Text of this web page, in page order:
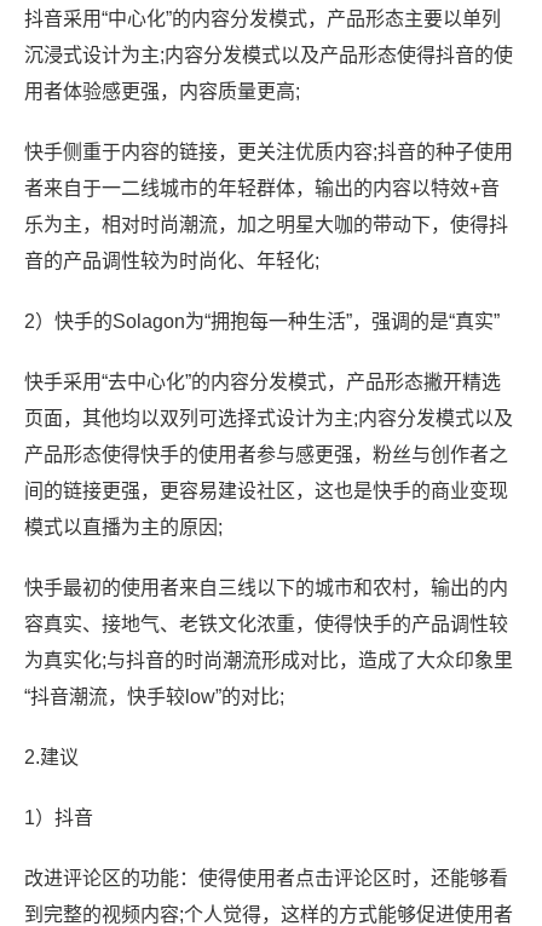
抖音采用“中心化”的内容分发模式，产品形态主要以单列
沉浸式设计为主;内容分发模式以及产品形态使得抖音的使
用者体验感更强，内容质量更高;
快手侧重于内容的链接，更关注优质内容;抖音的种子使用
者来自于一二线城市的年轻群体，输出的内容以特效+音
乐为主，相对时尚潮流，加之明星大咖的带动下，使得抖
音的产品调性较为时尚化、年轻化;
2）快手的Solagon为“拥抱每一种生活”，强调的是“真实”
快手采用“去中心化”的内容分发模式，产品形态撇开精选
页面，其他均以双列可选择式设计为主;内容分发模式以及
产品形态使得快手的使用者参与感更强，粉丝与创作者之
间的链接更强，更容易建设社区，这也是快手的商业变现
模式以直播为主的原因;
快手最初的使用者来自三线以下的城市和农村，输出的内
容真实、接地气、老铁文化浓重，使得快手的产品调性较
为真实化;与抖音的时尚潮流形成对比，造成了大众印象里
“抖音潮流，快手较low”的对比;
2.建议
1）抖音
改进评论区的功能：使得使用者点击评论区时，还能够看
到完整的视频内容;个人觉得，这样的方式能够促进使用者